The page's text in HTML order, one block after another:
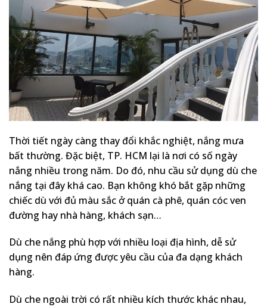
Thời tiết ngày càng thay đổi khắc nghiệt, nắng mưa
bất thường. Đặc biệt, TP. HCM lại là nơi có số ngày
nắng nhiều trong năm. Do đó, nhu cầu sử dụng dù che
nắng tại đây khá cao. Bạn không khó bắt gặp những
chiếc dù với đủ màu sắc ở quán cà phê, quán cóc ven
đường hay nhà hàng, khách sạn…
Dù che nắng phù hợp với nhiều loại địa hình, dễ sử
dụng nên đáp ứng được yêu cầu của đa dạng khách
hàng.
Dù che ngoài trời có rất nhiều kích thước khác nhau,